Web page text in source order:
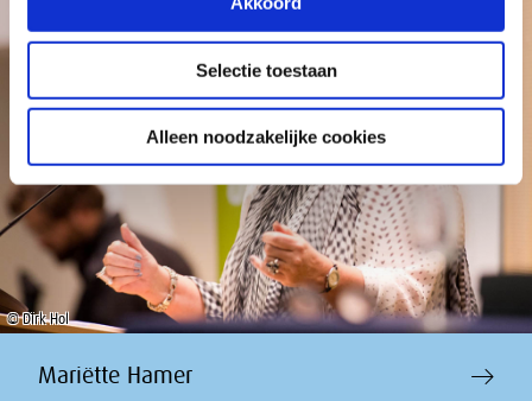
Selectie toestaan
Alleen noodzakelijke cookies
© Dirk Hol
Mariëtte Hamer